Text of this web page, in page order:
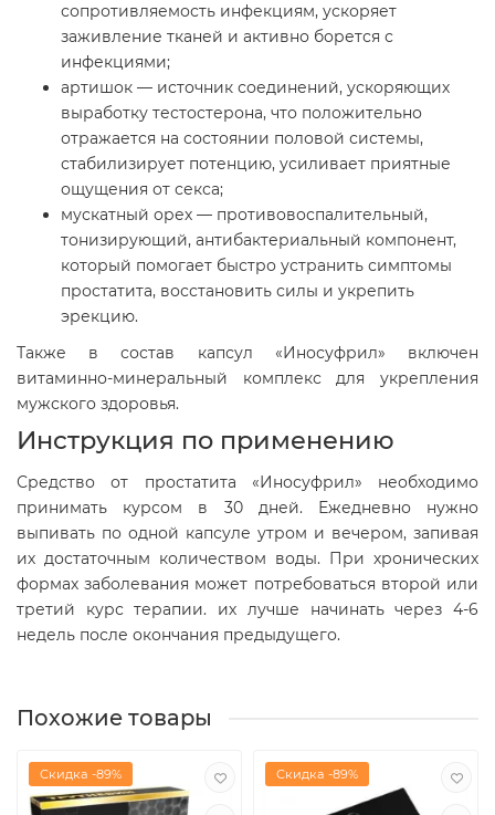
сопротивляемость инфекциям, ускоряет
заживление тканей и активно борется с
инфекциями;
артишок — источник соединений, ускоряющих
выработку тестостерона, что положительно
отражается на состоянии половой системы,
стабилизирует потенцию, усиливает приятные
ощущения от секса;
мускатный орех — противовоспалительный,
тонизирующий, антибактериальный компонент,
который помогает быстро устранить симптомы
простатита, восстановить силы и укрепить
эрекцию.
Также в состав капсул «Иносуфрил» включен
витаминно-минеральный комплекс для укрепления
мужского здоровья.
Инструкция по применению
Средство от простатита «Иносуфрил» необходимо
принимать курсом в 30 дней. Ежедневно нужно
выпивать по одной капсуле утром и вечером, запивая
их достаточным количеством воды. При хронических
формах заболевания может потребоваться второй или
третий курс терапии. их лучше начинать через 4-6
недель после окончания предыдущего.
Похожие товары
Скидка -89% Скидка -89%